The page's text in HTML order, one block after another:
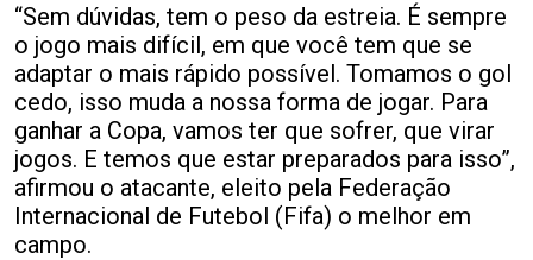
“Sem dúvidas, tem o peso da estreia. É sempre
o jogo mais difícil, em que você tem que se
adaptar o mais rápido possível. Tomamos o gol
cedo, isso muda a nossa forma de jogar. Para
ganhar a Copa, vamos ter que sofrer, que virar
jogos. E temos que estar preparados para isso”,
afirmou o atacante, eleito pela Federação
Internacional de Futebol (Fifa) o melhor em
campo.